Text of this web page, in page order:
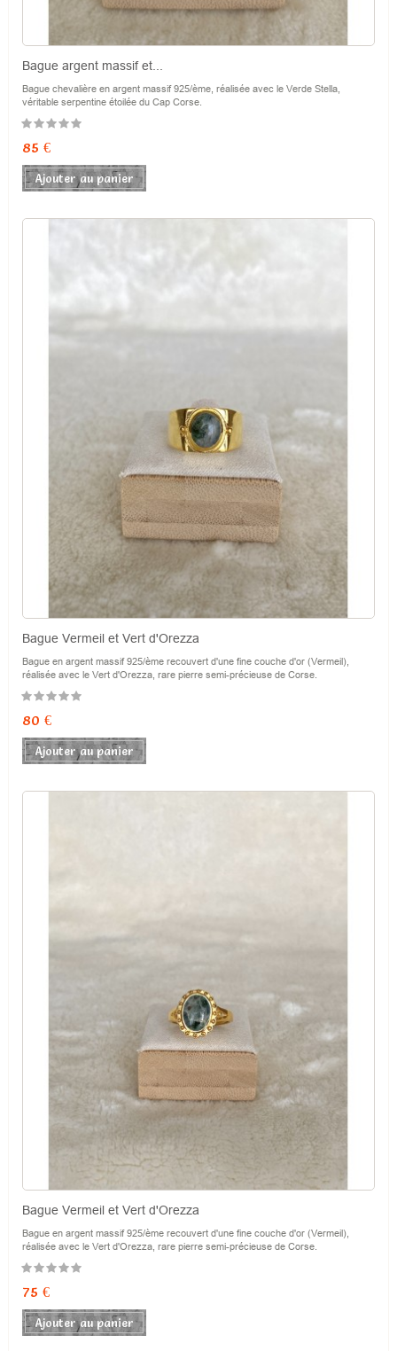
Bague argent massif et...
Bague chevalière en argent massif 925/ème, réalisée avec le Verde Stella,
véritable serpentine étoilée du Cap Corse.
Prix
85 €
Ajouter au panier
Bague Vermeil et Vert d'Orezza
Bague en argent massif 925/ème recouvert d'une fine couche d'or (Vermeil),
réalisée avec le Vert d'Orezza, rare pierre semi-précieuse de Corse.
Prix
80 €
Ajouter au panier
Bague Vermeil et Vert d'Orezza
Bague en argent massif 925/ème recouvert d'une fine couche d'or (Vermeil),
réalisée avec le Vert d'Orezza, rare pierre semi-précieuse de Corse.
Prix
75 €
Ajouter au panier